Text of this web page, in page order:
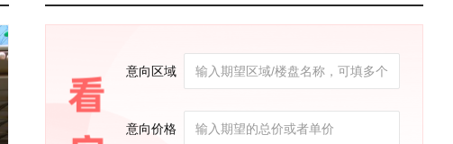
意向区域
意向价格